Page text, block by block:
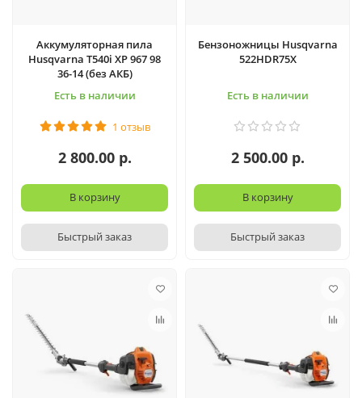
Аккумуляторная пила
Husqvarna T540i XP 967 98
36-14 (без АКБ)
Есть в наличии
1 отзыв
2 800.00 р.
В корзину
Быстрый заказ
Бензоножницы Husqvarna
522HDR75X
Есть в наличии
2 500.00 р.
В корзину
Быстрый заказ